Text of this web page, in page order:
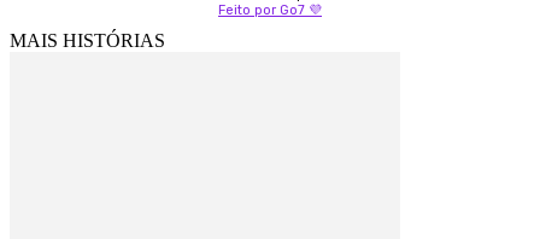
Feito por Go7 💜
MAIS HISTÓRIAS